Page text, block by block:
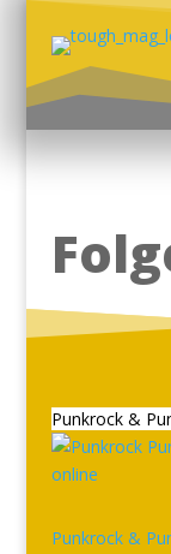
Punkrock &
Punkrock &